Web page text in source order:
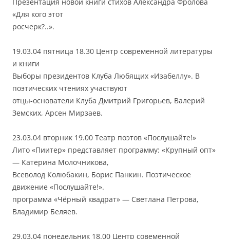
«Для кого этот
росчерк?..».
19.03.04 пятница 18.30 Центр современной литературы
и книги
Выборы президентов Клуба Любящих «Изабеллу». В
поэтических чтениях участвуют
отцы-основатели Клуба Дмитрий Григорьев, Валерий
Земских, Арсен Мирзаев.
23.03.04 вторник 19.00 Театр поэтов «Послушайте!»
Лито «Пиитер» представляет программу: «Крупный опт»
— Катерина Молочникова,
Всеволод Колюбакин, Борис Панкин. Поэтическое
движение «Послушайте!».
программа «Чёрный квадрат» — Светлана Петрова,
Владимир Беляев.
29.03.04 понедельник 18.00 Центр совеменной